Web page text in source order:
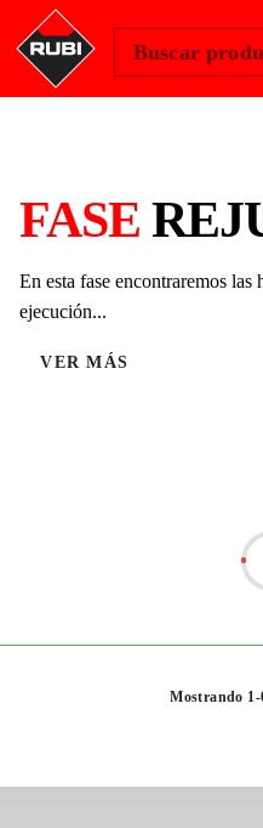
Buscar
FASE
En esta fase encontraremos las
ejecución...
VER MÁS
Mostrando 1-